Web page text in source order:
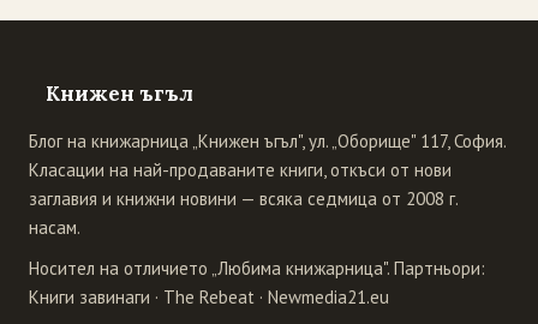
Книжен ъгъл
Блог на книжарница „Книжен ъгъл", ул. „Оборище" 117, София.
Класации на най-продаваните книги, откъси от нови
заглавия и книжни новини — всяка седмица от 2008 г.
насам.
Носител на отличието „Любима книжарница". Партньори:
Книги завинаги · The Rebeat · Newmedia21.eu